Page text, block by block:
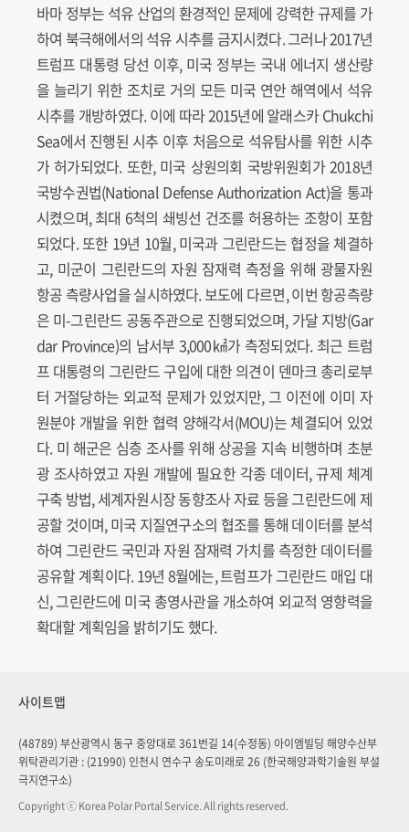
바마 정부는 석유 산업의 환경적인 문제에 강력한 규제를 가
하여 북극해에서의 석유 시추를 금지시켰다. 그러나 2017년
트럼프 대통령 당선 이후, 미국 정부는 국내 에너지 생산량
을 늘리기 위한 조치로 거의 모든 미국 연안 해역에서 석유
시추를 개방하였다. 이에 따라 2015년에 알래스카 Chukchi
Sea에서 진행된 시추 이후 처음으로 석유탐사를 위한 시추
가 허가되었다. 또한, 미국 상원의회 국방위원회가 2018년
국방수권법(National Defense Authorization Act)을 통과
시켰으며, 최대 6척의 쇄빙선 건조를 허용하는 조항이 포함
되었다. 또한 19년 10월, 미국과 그린란드는 협정을 체결하
고, 미군이 그린란드의 자원 잠재력 측정을 위해 광물자원
항공 측량사업을 실시하였다. 보도에 다르면, 이번 항공측량
은 미-그린란드 공동주관으로 진행되었으며, 가달 지방(Gar
dar Province)의 남서부 3,000㎢가 측정되었다. 최근 트럼
프 대통령의 그린란드 구입에 대한 의견이 덴마크 총리로부
터 거절당하는 외교적 문제가 있었지만, 그 이전에 이미 자
원분야 개발을 위한 협력 양해각서(MOU)는 체결되어 있었
다. 미 해군은 심층 조사를 위해 상공을 지속 비행하며 초분
광 조사하였고 자원 개발에 필요한 각종 데이터, 규제 체계
구축 방법, 세계자원시장 동향조사 자료 등을 그린란드에 제
공할 것이며, 미국 지질연구소의 협조를 통해 데이터를 분석
하여 그린란드 국민과 자원 잠재력 가치를 측정한 데이터를
공유할 계획이다. 19년 8월에는, 트럼프가 그린란드 매입 대
신, 그린란드에 미국 총영사관을 개소하여 외교적 영향력을
확대할 계획임을 밝히기도 했다.
사이트맵
(48789) 부산광역시 동구 중앙대로 361번길 14(수정동) 아이엠빌딩 해양수산부
위탁관리기관 : (21990) 인천시 연수구 송도미래로 26 (한국해양과학기술원 부설
극지연구소)
Copyright ⓒ Korea Polar Portal Service. All rights reserved.